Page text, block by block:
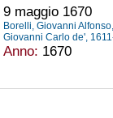
9 maggio 1670
Borelli, Giovanni
Giovanni Carlo de',
Anno: 1670